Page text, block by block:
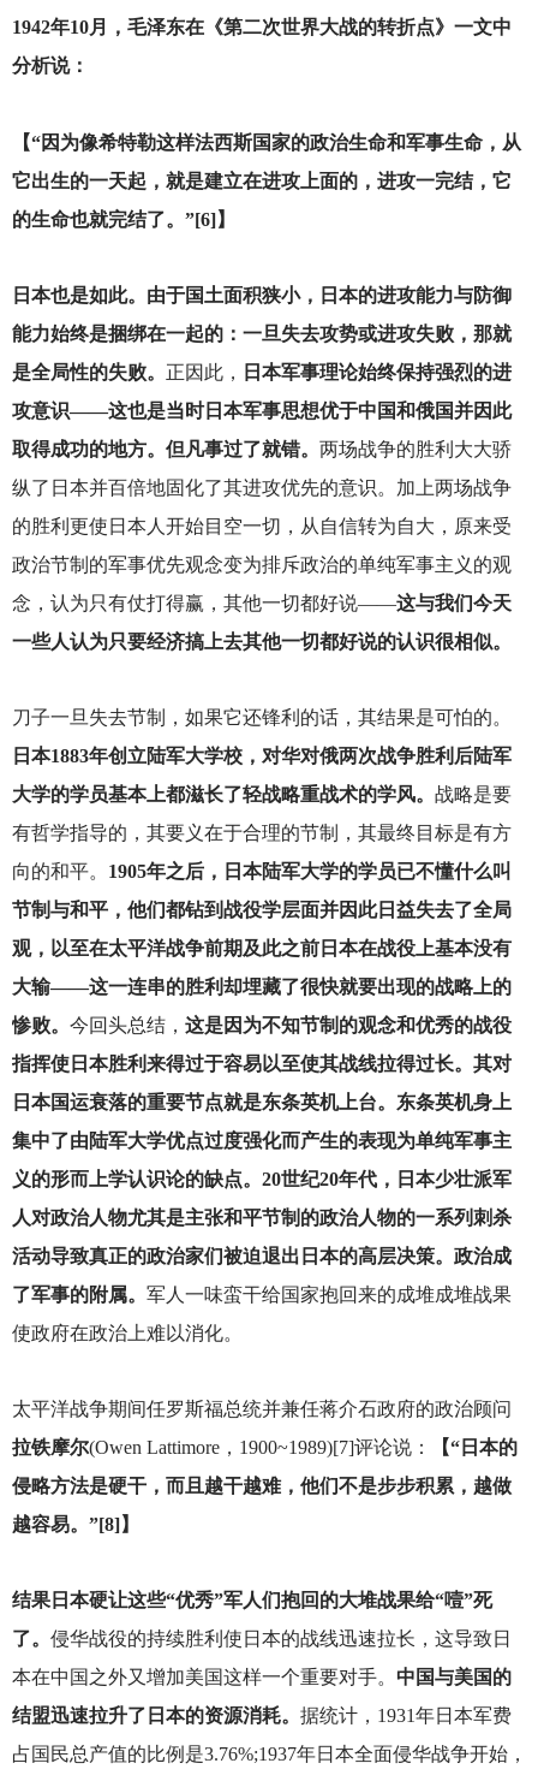
1942年10月，毛泽东在《第二次世界大战的转折点》一文中
分析说：
【“因为像希特勒这样法西斯国家的政治生命和军事生命，从
它出生的一天起，就是建立在进攻上面的，进攻一完结，它
的生命也就完结了。”[6]】
日本也是如此。由于国土面积狭小，日本的进攻能力与防御
能力始终是捆绑在一起的：一旦失去攻势或进攻失败，那就
是全局性的失败。 正因此，
日本军事理论始终保持强烈的进
攻意识——这也是当时日本军事思想优于中国和俄国并因此
取得成功的地方。但凡事过了就错。 两场战争的胜利大大骄
纵了日本并百倍地固化了其进攻优先的意识。加上两场战争
的胜利更使日本人开始目空一切，从自信转为自大，原来受
政治节制的军事优先观念变为排斥政治的单纯军事主义的观
念，认为只有仗打得赢，其他一切都好说——这与我们今天
一些人认为只要经济搞上去其他一切都好说的认识很相似。
刀子一旦失去节制，如果它还锋利的话，其结果是可怕的。
日本1883年创立陆军大学校，对华对俄两次战争胜利后陆军
大学的学员基本上都滋长了轻战略重战术的学风。 战略是要
有哲学指导的，其要义在于合理的节制，其最终目标是有方
向的和平。 1905年之后，日本陆军大学的学员已不懂什么叫
节制与和平，他们都钻到战役学层面并因此日益失去了全局
观，以至在太平洋战争前期及此之前日本在战役上基本没有
大输——这一连串的胜利却埋藏了很快就要出现的战略上的
惨败。 今回头总结， 这是因为不知节制的观念和优秀的战役
指挥使日本胜利来得过于容易以至使其战线拉得过长。其对
日本国运衰落的重要节点就是东条英机上台。东条英机身上
集中了由陆军大学优点过度强化而产生的表现为单纯军事主
义的形而上学认识论的缺点。20世纪20年代，日本少壮派军
人对政治人物尤其是主张和平节制的政治人物的一系列刺杀
活动导致真正的政治家们被迫退出日本的高层决策。政治成
了军事的附属。 军人一味蛮干给国家抱回来的成堆成堆战果
使政府在政治上难以消化。
太平洋战争期间任罗斯福总统并兼任蒋介石政府的政治顾问
拉铁摩尔(Owen Lattimore，1900~1989)[7]评论说：
【“日本的
侵略方法是硬干，而且越干越难，他们不是步步积累，越做
越容易。”[8]】
结果日本硬让这些“优秀”军人们抱回的大堆战果给“噎”死
了。 侵华战役的持续胜利使日本的战线迅速拉长，这导致日
本在中国之外又增加美国这样一个重要对手。 中国与美国的
结盟迅速拉升了日本的资源消耗。 据统计，1931年日本军费
占国民总产值的比例是3.76%;1937年日本全面侵华战争开始，